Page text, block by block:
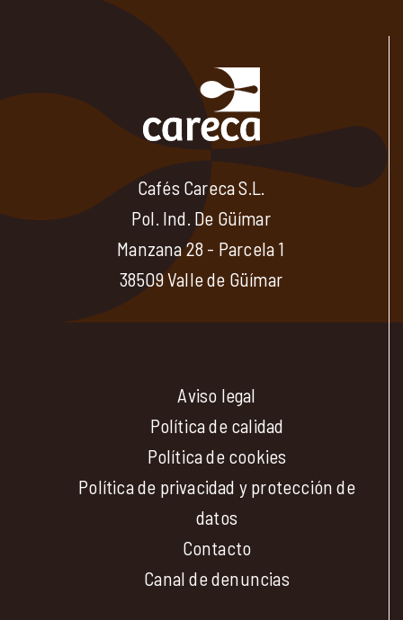
Cafés Careca S.L.
Pol. Ind. De Güímar
Manzana 28 - Parcela 1
38509 Valle de Güímar
Aviso legal
Política de calidad
Política de cookies
Política de privacidad y protección de
datos
Contacto
Canal de denuncias